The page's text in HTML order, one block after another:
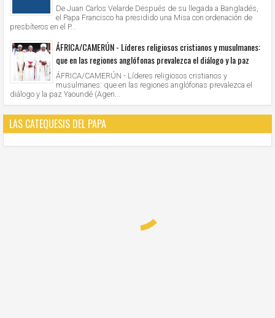
De Juan Carlos Velarde Después de su llegada a Bangladés,
el Papa Francisco ha presidido una Misa con ordenación de
presbíteros en el P...
ÁFRICA/CAMERÚN - Líderes religiosos cristianos y musulmanes:
que en las regiones anglófonas prevalezca el diálogo y la paz
ÁFRICA/CAMERÚN - Líderes religiosos cristianos y
musulmanes: que en las regiones anglófonas prevalezca el
diálogo y la paz Yaoundé (Agen...
LAS CATEQUESIS DEL PAPA